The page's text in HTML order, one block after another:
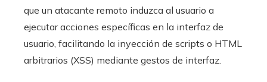
que un atacante remoto induzca al usuario a
ejecutar acciones específicas en la interfaz de
usuario, facilitando la inyección de scripts o HTML
arbitrarios (XSS) mediante gestos de interfaz.